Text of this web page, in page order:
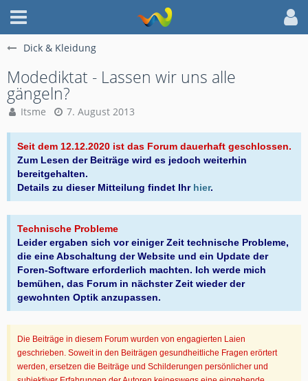
Dick & Kleidung
Modediktat - Lassen wir uns alle
gängeln?
Itsme 7. August 2013
Seit dem 12.12.2020 ist das Forum dauerhaft geschlossen.
Zum Lesen der Beiträge wird es jedoch weiterhin
bereitgehalten.
Details zu dieser Mitteilung findet Ihr hier.
Technische Probleme
Leider ergaben sich vor einiger Zeit technische Probleme,
die eine Abschaltung der Website und ein Update der
Foren-Software erforderlich machten. Ich werde mich
bemühen, das Forum in nächster Zeit wieder der
gewohnten Optik anzupassen.
Die Beiträge in diesem Forum wurden von engagierten Laien
geschrieben. Soweit in den Beiträgen gesundheitliche Fragen erörtert
werden, ersetzen die Beiträge und Schilderungen persönlicher und